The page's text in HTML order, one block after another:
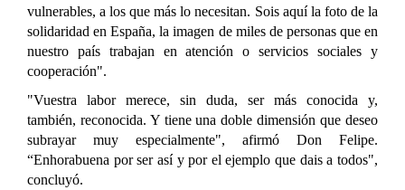
vulnerables, a los que más lo necesitan. Sois aquí la foto de la
solidaridad en España, la imagen de miles de personas que en
nuestro país trabajan en atención o servicios sociales y
cooperación".
"Vuestra labor merece, sin duda, ser más conocida y,
también, reconocida. Y tiene una doble dimensión que deseo
subrayar muy especialmente", afirmó Don Felipe.
“Enhorabuena por ser así y por el ejemplo que dais a todos",
concluyó.